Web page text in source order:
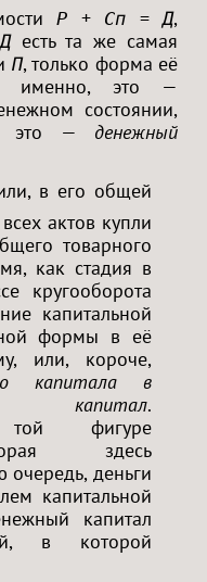
Р + Сп =Д,
Десть та же самая
П, только форма её
а именно, это —
состоянии,
это — денежный
в его общей
актов купли
товарного
как стадия в
кругооборота
капитальной
формы в её
или, короче,
капитала в
капитал.
той фигуре
здесь
очередь, деньги
капитальной
капитал
в которой